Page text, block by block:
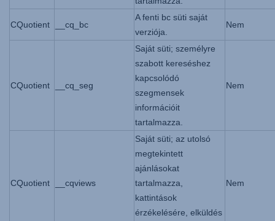
CQuotient __cq_bc
A fenti bc süti saját
verziója.
Nem
CQuotient __cq_seg
Saját süti; személyre
szabott kereséshez
kapcsolódó
szegmensek
információit
tartalmazza.
Nem
CQuotient __cqviews
Saját süti; az utolsó
megtekintett
ajánlásokat
tartalmazza,
kattintások
érzékelésére, elküldés
Nem